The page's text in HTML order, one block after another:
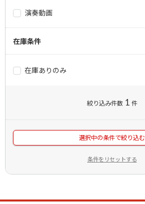
演奏動画
在庫条件
在庫ありのみ
絞り込み件数 1 件
選択中の条件で絞り込む
条件をリセットする